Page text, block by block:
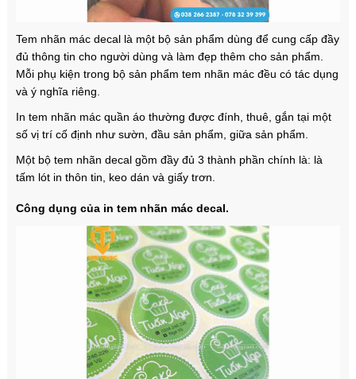
Tem nhãn mác decal là một bộ sản phẩm dùng để cung cấp đầy
đủ thông tin cho người dùng và làm đẹp thêm cho sản phẩm.
Mỗi phụ kiện trong bộ sản phẩm tem nhãn mác đều có tác dụng
và ý nghĩa riêng.
In tem nhãn mác quần áo thường được đính, thuê, gắn tại một
số vị trí cố định như sườn, đầu sản phẩm, giữa sản phẩm.
Một bộ tem nhãn decal gồm đầy đủ 3 thành phần chính là: là
tấm lót in thôn tin, keo dán và giấy trơn.
Công dụng của in tem nhãn mác decal.